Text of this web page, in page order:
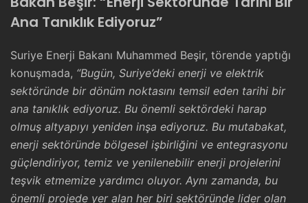
Ana Tanıklık Ediyoruz”
Suriye Enerji Bakanı Muhammed Beşir, törende yaptığı
konuşmada, “Bugün, Suriye’deki enerji ve elektrik
sektöründe bir dönüm noktasını temsil eden tarihi bir
ana tanıklık ediyoruz. Bu önemli sektördeki harap
olmuş altyapıyı yeniden inşa ediyoruz. Bu mutabakat,
enerji sektöründe bölgesel işbirliğini ve entegrasyonu
güçlendiriyor, temiz ve yenilenebilir enerji projelerini
teşvik etmemize yardımcı oluyor. Aynı zamanda, bu
önemli projede yer alan her biri sektöründe lider olan